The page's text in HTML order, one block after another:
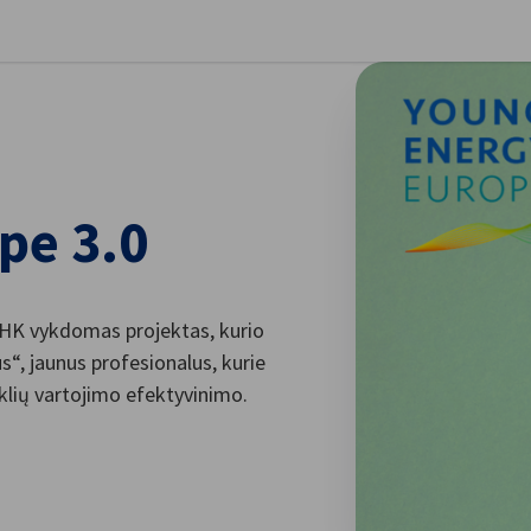
3.0
vykdomas projektas, kurio
jaunus profesionalus, kurie
vartojimo efektyvinimo.